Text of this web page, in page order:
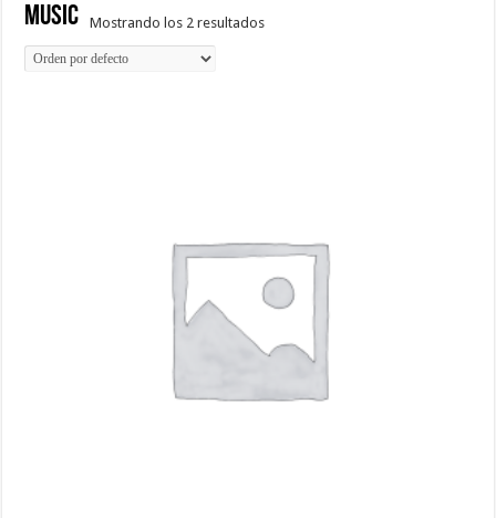
Music Mostrando los 2 resultados